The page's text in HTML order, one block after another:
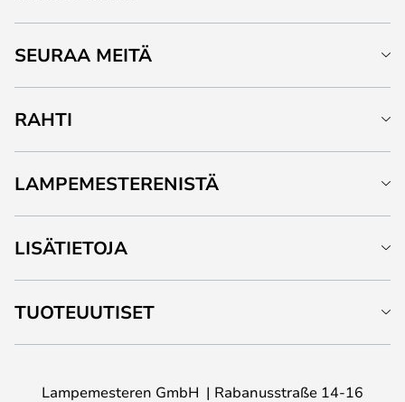
SEURAA MEITÄ
RAHTI
LAMPEMESTERENISTÄ
LISÄTIETOJA
TUOTEUUTISET
Lampemesteren GmbH Rabanusstraße 14-16